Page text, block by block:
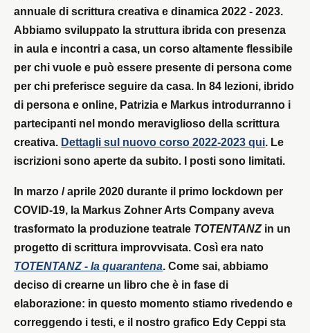
annuale di scrittura creativa e dinamica 2022 - 2023.
Abbiamo sviluppato la struttura ibrida con presenza
in aula e incontri a casa, un corso altamente flessibile
per chi vuole e può essere presente di persona come
per chi preferisce seguire da casa.‌‌ In 84 lezioni, ibrido
di persona e online, Patrizia e Markus introdurranno i
partecipanti nel mondo meraviglioso della scrittura
creativa. Dettagli sul nuovo corso 2022-2023 qui. Le
iscrizioni sono aperte da subito. I posti sono limitati.
In marzo / aprile 2020 durante il primo lockdown per
COVID-19, la Markus Zohner Arts Company aveva
trasformato la produzione teatrale TOTENTANZin un
progetto di scrittura improvvisata. Così era nato
TOTENTANZ - la quarantena. Come sai, abbiamo
deciso di crearne un libro che è in fase di
elaborazione: in questo momento stiamo rivedendo e
correggendo i testi, e il nostro grafico Edy Ceppi sta